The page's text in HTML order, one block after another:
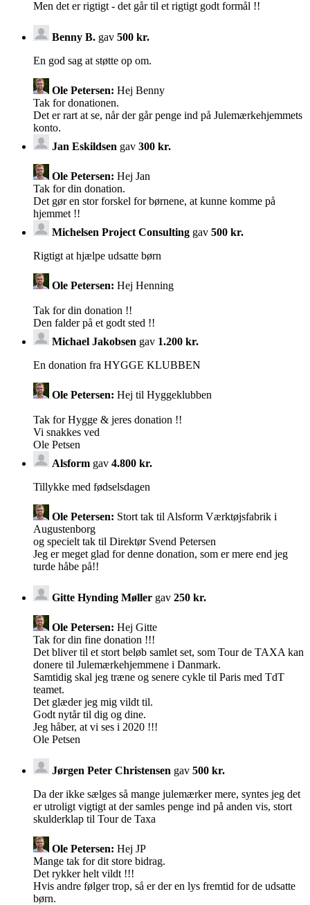
Men det er rigtigt - det går til et rigtigt godt formål !!
Benny B. gav 500 kr.
En god sag at støtte op om.
Ole Petersen: Hej Benny
Tak for donationen.
Det er rart at se, når der går penge ind på Julemærkehjemmets
konto.
Jan Eskildsen gav 300 kr.
Ole Petersen: Hej Jan
Tak for din donation.
Det gør en stor forskel for børnene, at kunne komme på
hjemmet !!
Michelsen Project Consulting gav 500 kr.
Rigtigt at hjælpe udsatte børn
Ole Petersen: Hej Henning
Tak for din donation !!
Den falder på et godt sted !!
Michael Jakobsen gav 1.200 kr.
En donation fra HYGGE KLUBBEN
Ole Petersen: Hej til Hyggeklubben
Tak for Hygge & jeres donation !!
Vi snakkes ved
Ole Petsen
Alsform gav 4.800 kr.
Tillykke med fødselsdagen
Ole Petersen: Stort tak til Alsform Værktøjsfabrik i
Augustenborg
og specielt tak til Direktør Svend Petersen
Jeg er meget glad for denne donation, som er mere end jeg
turde håbe på!!
Gitte Hynding Møller gav 250 kr.
Ole Petersen: Hej Gitte
Tak for din fine donation !!!
Det bliver til et stort beløb samlet set, som Tour de TAXA kan
donere til Julemærkehjemmene i Danmark.
Samtidig skal jeg træne og senere cykle til Paris med TdT
teamet.
Det glæder jeg mig vildt til.
Godt nytår til dig og dine.
Jeg håber, at vi ses i 2020 !!!
Ole Petsen
Jørgen Peter Christensen gav 500 kr.
Da der ikke sælges så mange julemærker mere, syntes jeg det
er utroligt vigtigt at der samles penge ind på anden vis, stort
skulderklap til Tour de Taxa
Ole Petersen: Hej JP
Mange tak for dit store bidrag.
Det rykker helt vildt !!!
Hvis andre følger trop, så er der en lys fremtid for de udsatte
børn.